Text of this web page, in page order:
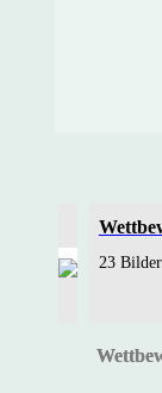
23 Bilder